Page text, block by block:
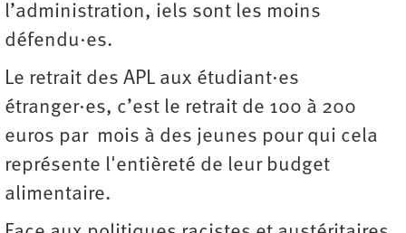
l’administration, iels sont les moins
défendu·es.
Le retrait des APL aux étudiant·es
étranger·es, c’est le retrait de 100 à 200
euros par mois à des jeunes pour qui cela
représente l'entièreté de leur budget
alimentaire.